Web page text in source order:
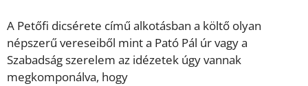
A Petőfi dicsérete című alkotásban a költő olyan
népszerű vereseiből mint a Pató Pál úr vagy a
Szabadság szerelem az idézetek úgy vannak
megkomponálva, hogy